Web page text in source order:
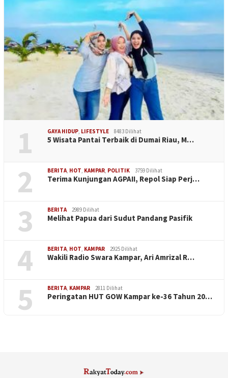
1 GAYA HIDUP LIFESTYLE 8483 Dilihat
5 Wisata Pantai Terbaik di Dumai Riau, M…
2 BERITA HOT KAMPAR POLITIK 3759 Dilihat
Terima Kunjungan AGPAII, Repol Siap Perj…
3 BERITA 2989 Dilihat
Melihat Papua dari Sudut Pandang Pasifik
4 BERITA HOT KAMPAR 2925 Dilihat
Wakili Radio Swara Kampar, Ari Amrizal R…
5 BERITA KAMPAR 2811 Dilihat
Peringatan HUT GOW Kampar ke-36 Tahun 20…